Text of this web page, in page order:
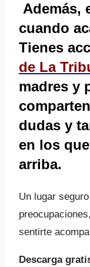
Además,
cuando
Tienes
de La
madres y
dudas y
en los
arriba.
Un lugar
sentirte
Descarga